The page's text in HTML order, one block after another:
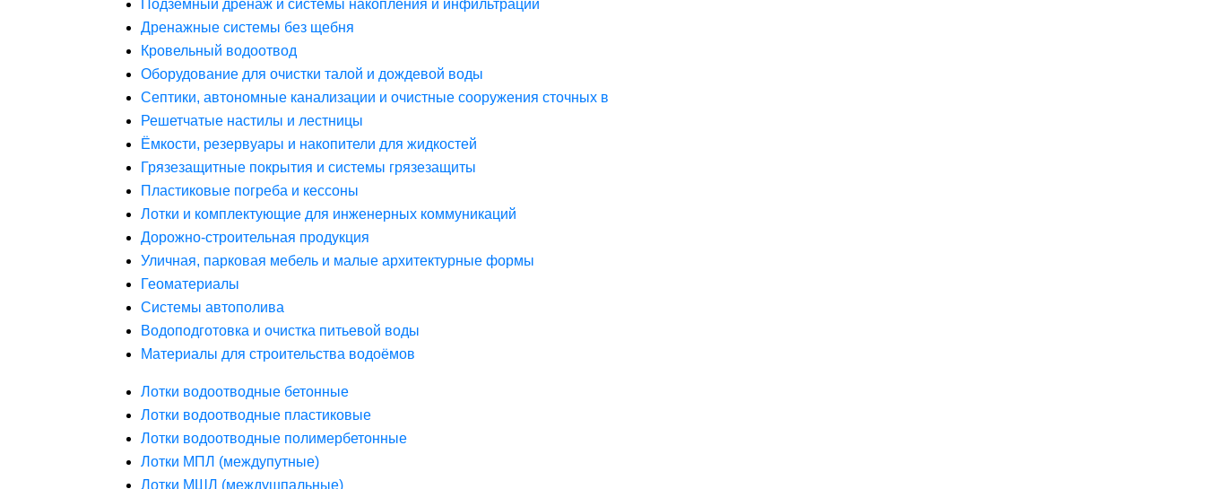
Подземный дренаж и системы накопления и инфильтрации
Дренажные системы без щебня
Кровельный водоотвод
Оборудование для очистки талой и дождевой воды
Септики, автономные канализации и очистные сооружения сточных в
Решетчатые настилы и лестницы
Ёмкости, резервуары и накопители для жидкостей
Грязезащитные покрытия и системы грязезащиты
Пластиковые погреба и кессоны
Лотки и комплектующие для инженерных коммуникаций
Дорожно-строительная продукция
Уличная, парковая мебель и малые архитектурные формы
Геоматериалы
Системы автополива
Водоподготовка и очистка питьевой воды
Материалы для строительства водоёмов
Лотки водоотводные бетонные
Лотки водоотводные пластиковые
Лотки водоотводные полимербетонные
Лотки МПЛ (междупутные)
Лотки МШЛ (междушпальные)